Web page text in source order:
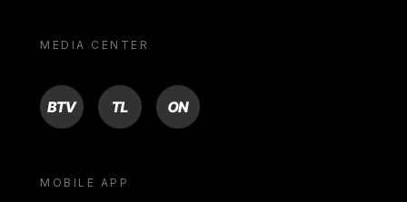
MEDIA CENTER
BTV TL ON
MOBILE APP